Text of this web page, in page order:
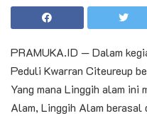
PRAMUKA.ID — Dalam
Peduli Kwarran Citeureup
Yang mana Linggih alam ini
Alam, Linggih Alam